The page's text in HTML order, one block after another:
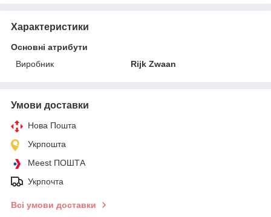
Характеристики
Основні атрибути
Виробник
Rijk Zwaan
Умови доставки
Нова Пошта
Укрпошта
Meest ПОШТА
Укрпочта
Всі умови доставки